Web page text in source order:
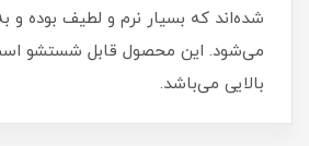
شده‌اند که بسیار نرم و لطیف بوده و
می‌شود. این محصول قابل شستشو
بالایی می‌باشد.